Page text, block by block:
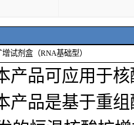
试剂盒（RNA基础型）
产品可应用于核
产品是基于重